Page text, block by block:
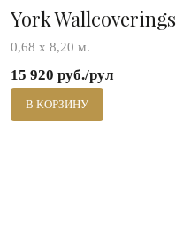
York Wallcoverings
0,68 х 8,20 м.
15 920 руб./рул
В КОРЗИНУ